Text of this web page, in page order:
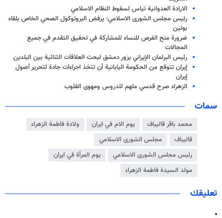
الارادة العدوانية تياس لسقوط النظام الاسلامي
رئيس مجلس الشورى الاسلامي: يرفض البروتوكول الصحي الخاص بلقاء
بوتين
ضرورة منح الفرص للنساء للمشاركة في تحقيق التقدم في جميع
المجالات
رئيس البرلمان الإيراني يزور دمشق لبحث العلاقات الثنائية بين البلدين
إيران تتوقع من الحکومة اليابانية أن تتخذ اجراءات جادة لتحرير أصول
إيران
الزهراء صرح قدسي ملهم للدروس ومهوی القلوب
سمات
محمد باقر قاليباف يوم الام في ايران
ولادة فاطمة الزهراء
قاليباف
مجلس الشورى الاسلامي
رئيس مجلس الشورى الاسلامي
يوم المرأة في ايران
مولد السيدة فاطمة الزهراء
تعليقك